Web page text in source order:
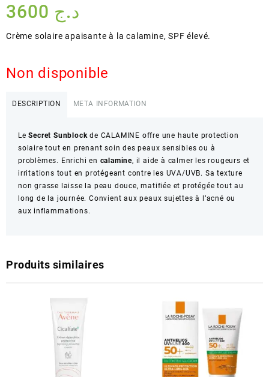
د.ج
Crème solaire apaisante à la calamine, SPF élevé.
Non disponible
DESCRIPTION META INFORMATION
LeSecret Sunblockde CALAMINE offre une haute protection
solaire tout en prenant soin des peaux sensibles ou à
problèmes. Enrichi en calamine, il aide à calmer les rougeurs et
irritations tout en protégeant contre les UVA/UVB. Sa texture
non grasse laisse la peau douce, matifiée et protégée tout au
long de la journée. Convient aux peaux sujettes à l’acné ou
aux inflammations.
Produits similaires